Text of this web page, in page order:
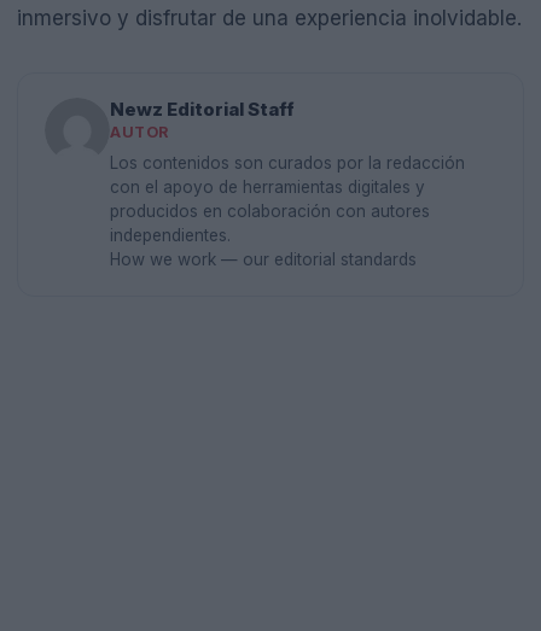
inmersivo y disfrutar de una experiencia inolvidable.
Newz Editorial Staff
AUTOR
Los contenidos son curados por la redacción
con el apoyo de herramientas digitales y
producidos en colaboración con autores
independientes.
How we work — our editorial standards